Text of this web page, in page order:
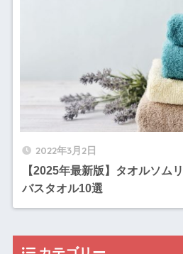
2022年3月2日
【2025年最新版】タオルソム
バスタオル10選